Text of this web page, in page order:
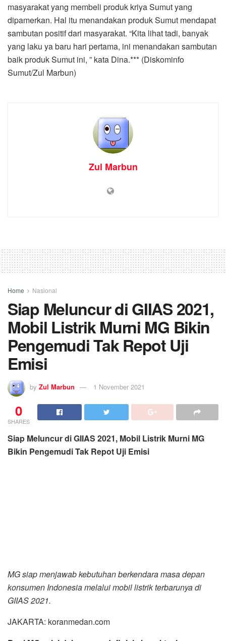
masyarakat yang membeli produk kriya Sumut yang
dipamerkan. Hal itu menandakan produk Sumut mendapat
sambutan positif dari masyarakat. “Kita lihat tadi, banyak
yang laku ya baru hari pertama, ini menandakan sambutan
baik produk Sumut ini, ” kata Dina.*** (Diskominfo
Sumut/Zul Marbun)
Zul Marbun
Home Nasional
Siap Meluncur di GIIAS 2021,
Mobil Listrik Murni MG Bikin
Pengemudi Tak Repot Uji
Emisi
by Zul Marbun 1 November 2021
0
SHARES
Siap Meluncur di GIIAS 2021, Mobil Listrik Murni MG
Bikin Pengemudi Tak Repot Uji Emisi
pada desain keren atau teknologi tercanggih saja,
tetapi juga dalam hal menjawab harapan global akan
alam yang lebih lestari. Didukung kemajuan teknologi
yang kian cepat, MG sudah turut berpartisipasi dalam